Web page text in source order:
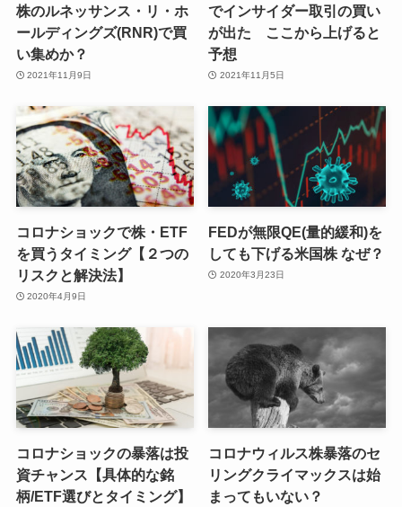
株のルネッサンス・リ・ホ
ールディングズ(RNR)で買
い集めか？
2021年11月9日
でインサイダー取引の買い
が出た ここから上げると
予想
2021年11月5日
コロナショックで株・ETF
を買うタイミング【２つの
リスクと解決法】
2020年4月9日
FEDが無限QE(量的緩和)を
しても下げる米国株 なぜ？
2020年3月23日
コロナショックの暴落は投
資チャンス【具体的な銘
柄/ETF選びとタイミング】
コロナウィルス株暴落のセ
リングクライマックスは始
まってもいない？